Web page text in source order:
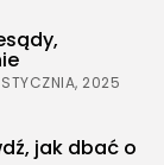
2025
jak dbać o